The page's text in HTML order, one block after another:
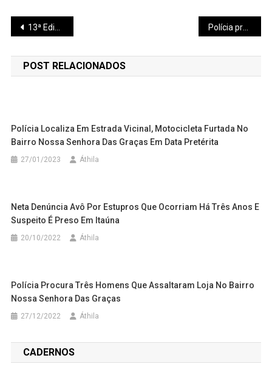
Navegação
de
Post
13ª Edição da GINSA adiada em 2021/2022 devido a pandemia do novo coronavírus acontecerá em 2023
POST RELACIONADOS
Polícia Localiza Em Estrada Vicinal, Motocicleta Furtada No
Bairro Nossa Senhora Das Graças Em Data Pretérita
27/01/2023 Áthila
Neta Denúncia Avô Por Estupros Que Ocorriam Há Três Anos E
Suspeito É Preso Em Itaúna
20/10/2022 Áthila
Polícia Procura Três Homens Que Assaltaram Loja No Bairro
Nossa Senhora Das Graças
27/12/2022 Áthila
CADERNOS